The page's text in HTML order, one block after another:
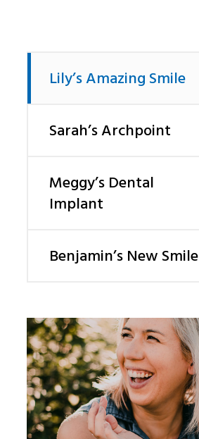
Lily’s Amazing Smile
Sarah’s Archpoint
Meggy’s Dental
Implant
Benjamin’s New Smile